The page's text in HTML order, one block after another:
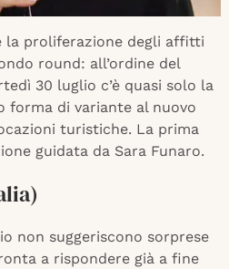
la proliferazione degli affitti
round: all’ordine del
30 luglio c’è quasi solo la
forma di variante al nuovo
turistiche. La prima
guidata da Sara Funaro.
non suggeriscono sorprese
a rispondere già a fine